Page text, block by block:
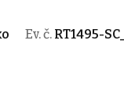
Ev. č. RT1495-